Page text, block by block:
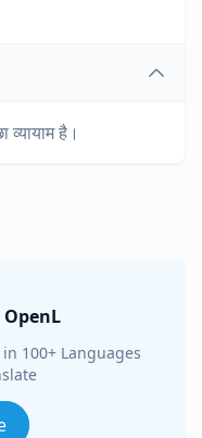
व्यायाम है।
100+ Languages